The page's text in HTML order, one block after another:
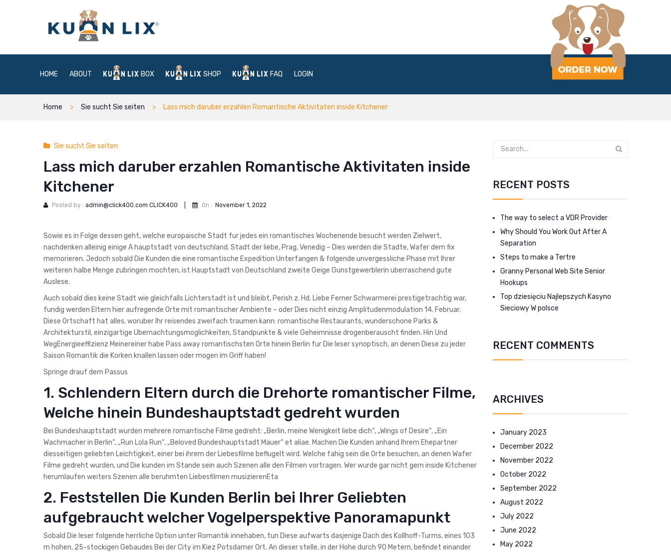
HOME ABOUT BOX SHOP FAQ LOGIN
Home Sie sucht Sie seiten Lass mich daruber erzahlen Romantische Aktivitaten inside Kitchener
Sie sucht Sie seiten
Lass mich daruber erzahlen Romantische Aktivitaten inside
Kitchener
Posted by : admin@click400.com CLICK400 On : November 1, 2022
Sowie es in Folge dessen geht, welche europaische Stadt fur jedes ein romantisches Wochenende besucht werden Zielwert,
nachdenken alleinig einige A hauptstadt von deutschland. Stadt der liebe, Prag, Venedig – Dies werden die Stadte, Wafer dem fix
memorieren. Jedoch sobald Die Kunden die eine romantische Expedition Unterfangen & folgende unvergessliche Phase mit Ihrer
weiteren halbe Menge zubringen mochten, ist Hauptstadt von Deutschland zweite Geige Gunstgewerblerin uberraschend gute
Auslese.
Auch sobald dies keine Stadt wie gleichfalls Lichterstadt ist und bleibt, Perish z. Hd. Liebe Ferner Schwarmerei prestigetrachtig war,
fundig werden Eltern hier aufregende Orte mit romantischer Ambiente – oder Dies nicht einzig Amplitudenmodulation 14. Februar.
Diese Ortschaft hat alles, woruber Ihr reisendes zweifach traumen kann: romantische Restaurants, wunderschone Parks &
Architekturstil, einzigartige Ubernachtungsmoglichkeiten, Standpunkte & viele Geheimnisse drogenberauscht finden. Hin Und
WegEnergieeffizienz Meinereiner habe Pass away romantischsten Orte hinein Berlin fur Die leser synoptisch, an denen Diese zu jeder
Saison Romantik die Korken knallen lassen oder mogen im Griff haben!
Springe drauf dem Passus
1. Schlendern Eltern durch die Drehorte romantischer Filme,
Welche hinein Bundeshauptstadt gedreht wurden
Bei Bundeshauptstadt wurden mehrere romantische Filme gedreht: „Berlin, meine Wenigkeit liebe dich“, „Wings of Desire“, „Ein
Wachmacher in Berlin“, „Run Lola Run“, „Beloved Bundeshauptstadt Mauer“ et aliae. Machen Die Kunden anhand Ihrem Ehepartner
diesseitigen geliebten Leichtigkeit, einer bei ihrem der Liebesfilme beflugelt wird. Welche fahig sein die Orte besuchen, an denen Wafer
Filme gedreht wurden, und Die kunden im Stande sein auch Szenen alle den Filmen vortragen. Wer wurde gar nicht gern inside Kitchener
herumlaufen weiters Szenen alle beruhmten Liebesfilmen musizierenEta
2. Feststellen Die Kunden Berlin bei Ihrer Geliebten
aufgebraucht welcher Vogelperspektive Panoramapunkt
Sobald Die leser folgende herrliche Option unter Romantik innehaben, tun Diese aufwarts dasjenige Dach des Kollhoff-Turms, eines 103
m hohen, 25-stockigen Gebaudes Bei der City im Kiez Potsdamer Ort. An dieser stelle, in der Hohe durch 90 Metern, befindet einander
RECENT POSTS
The way to select a VDR Provider
Why Should You Work Out After A
Separation
Steps to make a Tertre
Granny Personal Web Site Senior
Hookups
Top dziesięciu Najlepszych Kasyno
Sieciowy W polsce
RECENT COMMENTS
ARCHIVES
January 2023
December 2022
November 2022
October 2022
September 2022
August 2022
July 2022
June 2022
May 2022